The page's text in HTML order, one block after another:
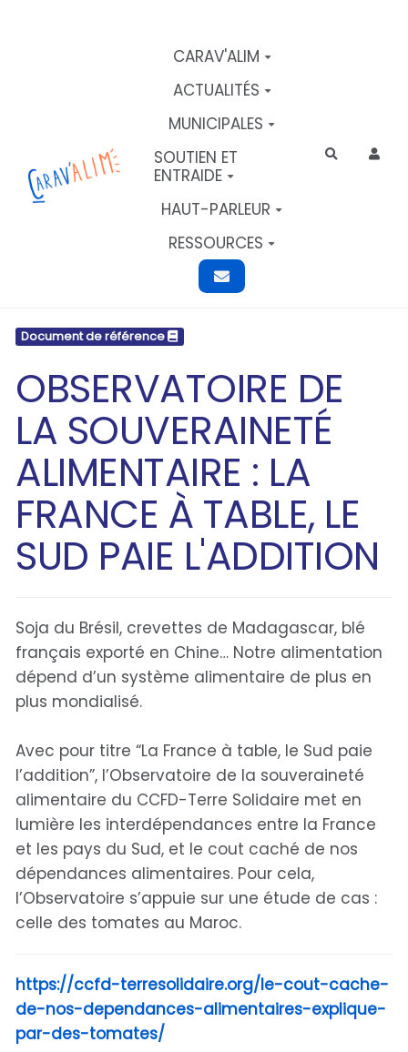
CARAV'ALIM
ACTUALITÉS
MUNICIPALES
SOUTIEN ET
ENTRAIDE
HAUT-PARLEUR
RESSOURCES
Rechercher
Document de référence
OBSERVATOIRE DE
LA SOUVERAINETÉ
ALIMENTAIRE : LA
FRANCE À TABLE, LE
SUD PAIE L'ADDITION
Soja du Brésil, crevettes de Madagascar, blé
français exporté en Chine… Notre alimentation
dépend d’un système alimentaire de plus en
plus mondialisé.
Avec pour titre “La France à table, le Sud paie
l’addition”, l’Observatoire de la souveraineté
alimentaire du CCFD-Terre Solidaire met en
lumière les interdépendances entre la France
et les pays du Sud, et le cout caché de nos
dépendances alimentaires. Pour cela,
l’Observatoire s’appuie sur une étude de cas :
celle des tomates au Maroc.
https://ccfd-terresolidaire.org/le-cout-cache-
de-nos-dependances-alimentaires-explique-
par-des-tomates/